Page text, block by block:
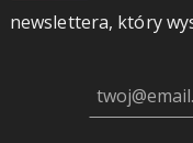
newslettera, który